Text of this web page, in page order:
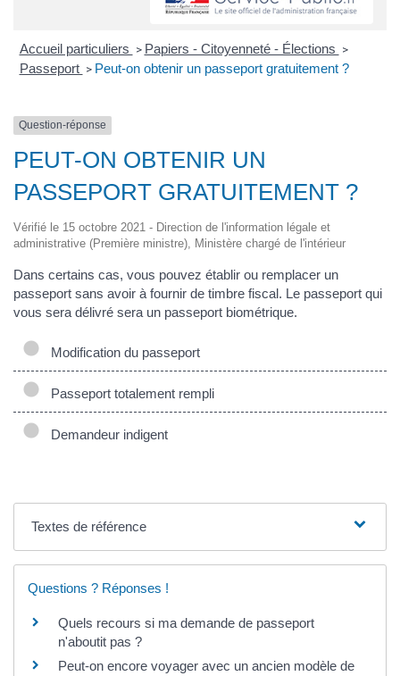
Accueil particuliers > Papiers - Citoyenneté - Élections >
Passeport > Peut-on obtenir un passeport gratuitement ?
Question-réponse
PEUT-ON OBTENIR UN
PASSEPORT GRATUITEMENT ?
Vérifié le 15 octobre 2021 - Direction de l'information légale et
administrative (Première ministre), Ministère chargé de l'intérieur
Dans certains cas, vous pouvez établir ou remplacer un
passeport sans avoir à fournir de timbre fiscal. Le passeport qui
vous sera délivré sera un passeport biométrique.
Modification du passeport
Passeport totalement rempli
Demandeur indigent
Textes de référence
Questions ? Réponses !
Quels recours si ma demande de passeport
n'aboutit pas ?
Peut-on encore voyager avec un ancien modèle de